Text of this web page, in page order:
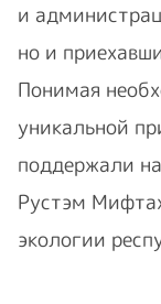
и
но и
Понимая
уникальной
поддержали
Рустэм
экологии